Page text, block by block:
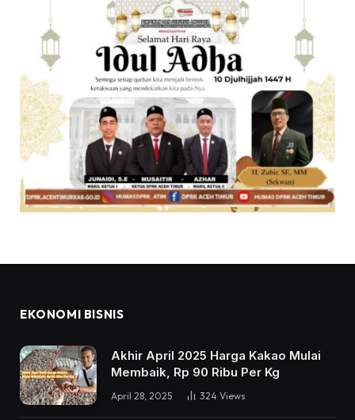
EKONOMI BISNIS
Akhir April 2025 Harga Kakao Mulai
Membaik, Rp 90 Ribu Per Kg
April 28, 2025 324 Views